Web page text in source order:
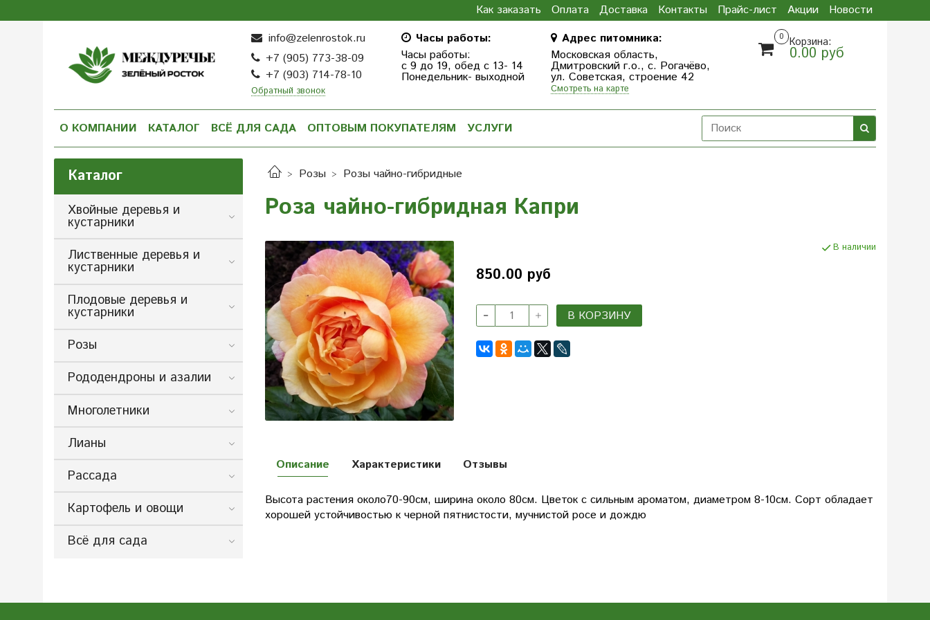
Как заказать Оплата Доставка Контакты Прайс-лист Акции
Новости
info@zelenrostok.ru
+7 (905) 773-38-09
+7 (903) 714-78-10
Обратный звонок
Часы работы:
Часы работы:
с 9 до 19, обед с 13- 14
Понедельник- выходной
Адрес питомника:
Московская область,
Дмитровcкий г.о., с. Рогачёво,
ул. Советская, строение 42
Смотреть на карте
0 Корзина:
0.00 руб
О КОМПАНИИ КАТАЛОГ ВСЁ ДЛЯ САДА ОПТОВЫМ ПОКУПАТЕЛЯМ УСЛУГИ
Розы Розы чайно-гибридные
Роза чайно-гибридная Капри
В наличии
850.00 руб
В КОРЗИНУ
Описание
Высота растения около70-90см, ширина около 80см. Цветок с сильным ароматом, диаметром 8-10см. Сорт обладает
хорошей устойчивостью к черной пятнистости, мучнистой росе и дождю
Характеристики Отзывы
Каталог
Хвойные деревья и
кустарники
Лиственные деревья и
кустарники
Плодовые деревья и
кустарники
Розы
Рододендроны и азалии
Многолетники
Лианы
Рассада
Картофель и овощи
Всё для сада